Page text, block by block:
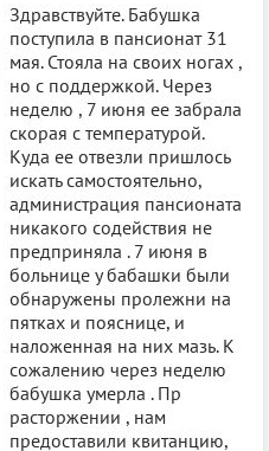
Здравствуйте. Бабушка
поступила в пансионат 31
мая. Стояла на своих ногах ,
но с поддержкой. Через
неделю , 7 июня ее забрала
скорая с температурой.
Куда ее отвезли пришлось
искать самостоятельно,
администрация пансионата
никакого содействия не
предприняла . 7 июня в
больнице у бабашки были
обнаружены пролежни на
пятках и пояснице, и
наложенная на них мазь. К
сожалению через неделю
бабушка умерла . Пр
расторжении , нам
предоставили квитанцию,